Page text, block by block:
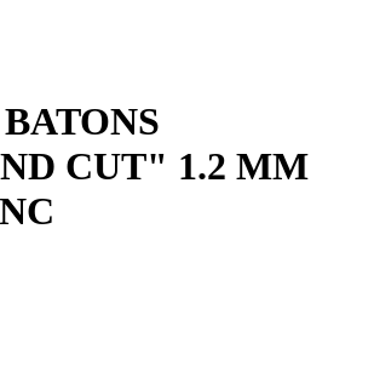
CUT" 1.2 MM